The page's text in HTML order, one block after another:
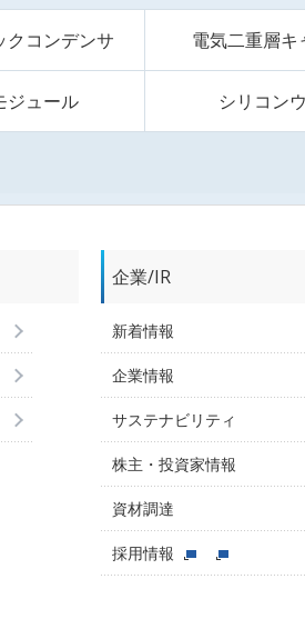
クコンデンサ 電気二重層キ
ジュール シリコン
企業/IR
新着情報
企業情報
サステナビリティ
株主・投資家情報
資材調達
採用情報